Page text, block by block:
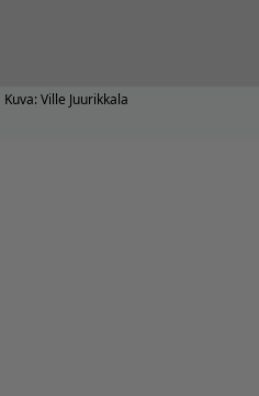
Kuva: Ville Juurikkala